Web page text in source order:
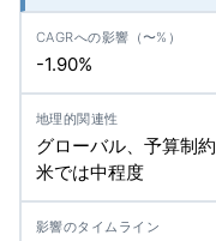
-1.90%
グローバル、予算制
米では中程度